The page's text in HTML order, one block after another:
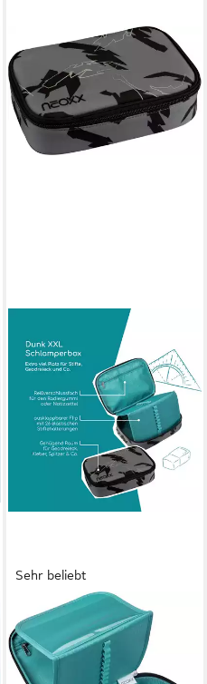
Sehr beliebt
NEOXX
Schreibgeräteetui
Schlamperbox, Dunk, teilweise
aus recyceltem Material